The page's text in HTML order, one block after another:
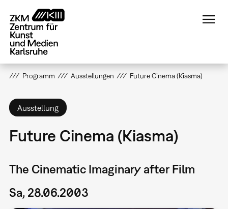
zum
Inhalt
Programm Ausstellungen Future Cinema (Kiasma)
Ausstellung
Future Cinema (Kiasma)
The Cinematic Imaginary after Film
Sa, 28.06.2003